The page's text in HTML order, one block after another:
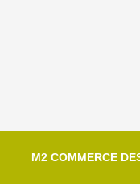
M2 COMMERCE